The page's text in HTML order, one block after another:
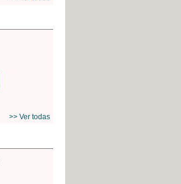
>> Ver todas